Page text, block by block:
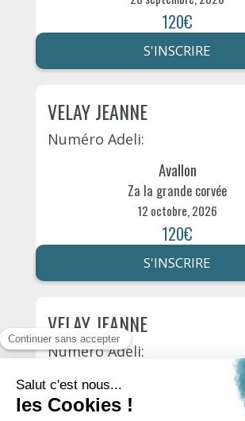
120€
S'INSCRIRE
VELAY JEANNE
Numéro Adeli:
Avallon
Za la grande corvée
12 octobre, 2026
120€
S'INSCRIRE
VELAY JEANNE
Numéro Adeli:
Za la grande corvée